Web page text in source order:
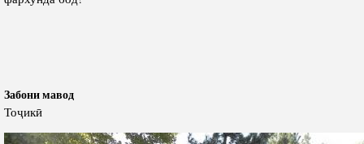
Забони мавод
Тоҷикӣ